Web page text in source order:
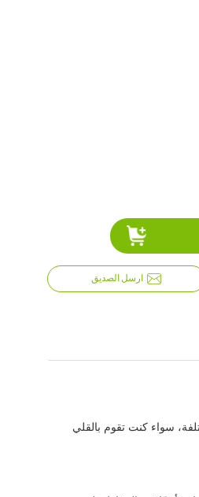
ارسل الصديق
سواء كنت تقوم بالقلي